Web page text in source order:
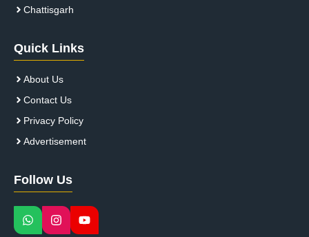
Chattisgarh
Quick Links
About Us
Contact Us
Privacy Policy
Advertisement
Follow Us